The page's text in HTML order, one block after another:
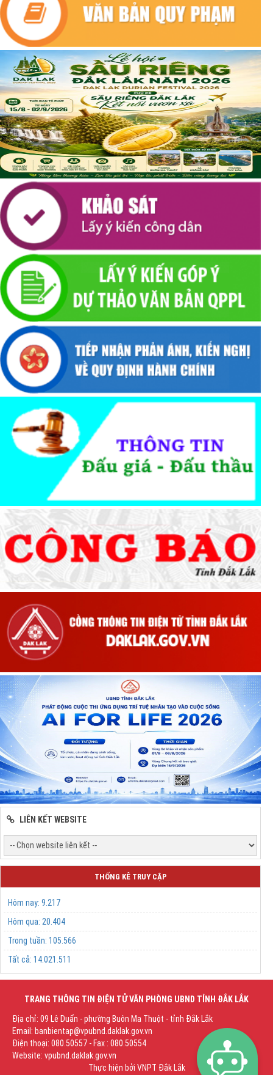
LIÊN KẾT WEBSITE
THỐNG KÊ TRUY CẬP
Hôm nay: 9.217
Hôm qua: 20.404
Trong tuần: 105.566
Tất cả: 14.021.511
TRANG THÔNG TIN ĐIỆN TỬ VĂN PHÒNG UBND TỈNH ĐẮK LẮK
Địa chỉ: 09 Lê Duẩn - phường Buôn Ma Thuột - tỉnh Đắk Lắk
Email: banbientap@vpubnd.daklak.gov.vn
Điện thoại: 080.50557 - Fax : 080.50554
Website: vpubnd.daklak.gov.vn
Thực hiện bởi VNPT Đắk Lắk